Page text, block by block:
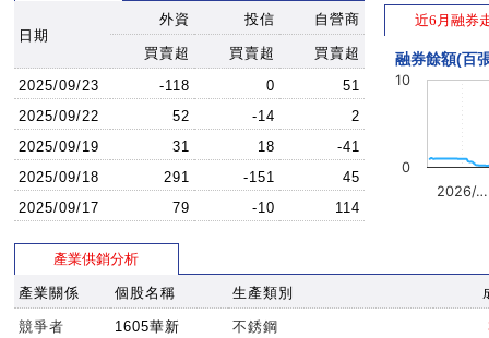
日期
外資 投信 自營商
買賣超 買賣超
買賣超
2025/09/23
-118 0
51
2025/09/22
52 -14
2
2025/09/19
31 18
-41
2025/09/18
291 -151
45
2025/09/17
79 -10 114
近6月融券
融券餘額(百
2026/…
0
10
產業供銷分析
產業關係 個股名稱 生產類別
競爭者 1605華新 不銹鋼